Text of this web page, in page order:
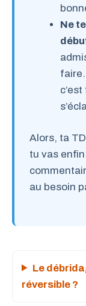
Ne
Alors, ta
tu vas
au besoin
Le
réversible ?